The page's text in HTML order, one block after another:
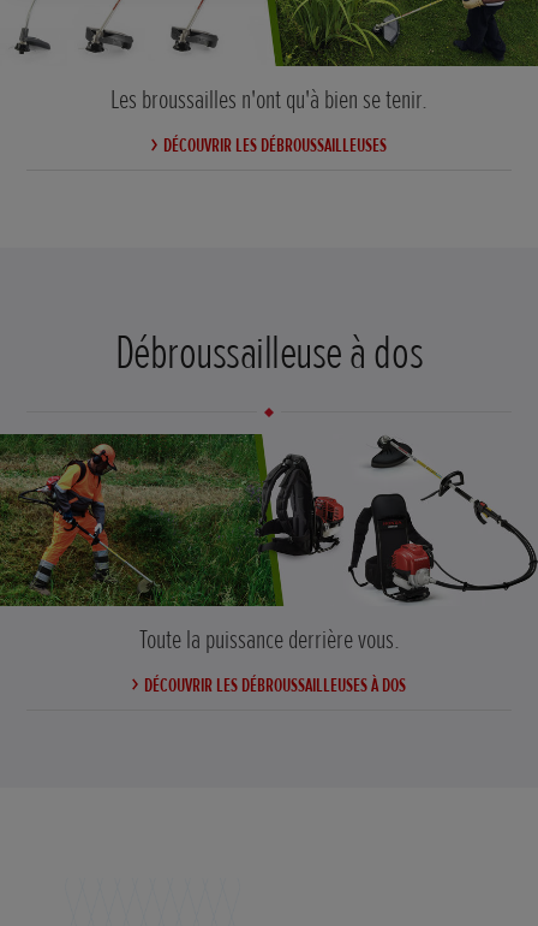
Les broussailles n'ont qu'à bien se tenir.
DÉCOUVRIR LES DÉBROUSSAILLEUSES
Débroussailleuse à dos
Toute la puissance derrière vous.
DÉCOUVRIR LES DÉBROUSSAILLEUSES À DOS